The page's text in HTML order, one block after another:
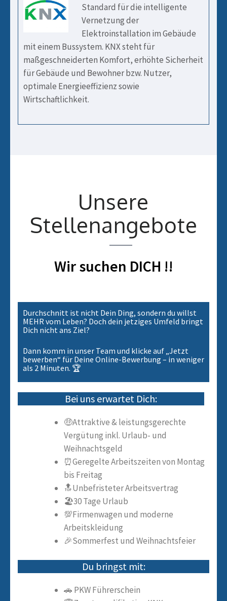
Standard für die intelligente
Vernetzung der
Elektroinstallation im Gebäude
mit einem Bussystem. KNX steht für
maßgeschneiderten Komfort, erhöhte Sicherheit
für Gebäude und Bewohner bzw. Nutzer,
optimale Energieeffizienz sowie
Wirtschaftlichkeit.
Unsere
Stellenangebote
Wir suchen DICH !!
Durchschnitt ist nicht Dein Ding, sondern du willst
MEHR vom Leben? Doch dein jetziges Umfeld bringt
Dich nicht ans Ziel?
Dann komm in unser Team und klicke auf „Jetzt
bewerben“ für Deine Online-Bewerbung – in weniger
als 2 Minuten. 🏆
Bei uns erwartet Dich:
🤑Attraktive & leistungsgerechte
Vergütung inkl. Urlaub- und
Weihnachtsgeld
⏰Geregelte Arbeitszeiten von Montag
bis Freitag
🔝Unbefristeter Arbeitsvertrag
🏖️30 Tage Urlaub
💯Firmenwagen und moderne
Arbeitskleidung
🎉Sommerfest und Weihnachtsfeier
Du bringst mit:
🚗 PKW Führerschein